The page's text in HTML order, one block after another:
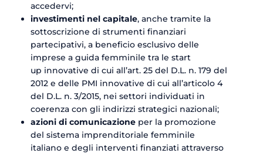
accedervi;
investimenti nel capitale, anche tramite la
sottoscrizione di strumenti finanziari
partecipativi, a beneficio esclusivo delle
imprese a guida femminile tra le start
up innovative di cui all’art. 25 del D.L. n. 179 del
2012 e delle PMI innovative di cui all’articolo 4
del D.L. n. 3/2015, nei settori individuati in
coerenza con gli indirizzi strategici nazionali;
azioni di comunicazione per la promozione
del sistema imprenditoriale femminile
italiano e degli interventi finanziati attraverso